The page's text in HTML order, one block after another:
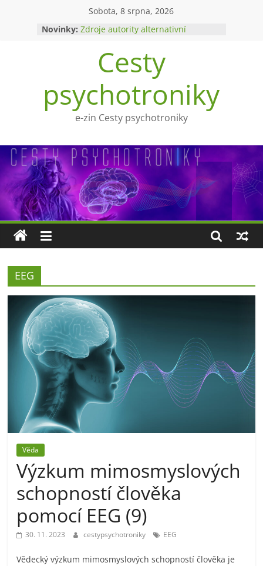
Sobota, 8 srpna, 2026
Novinky: Zdroje autority alternativní
Upíři a mytologie?
Ohnivý poltergeist
Tragédie Anny Göldi
Zlatý východ
Cesty
psychotroniky
e-zin Cesty psychotroniky
EEG
Věda
Výzkum mimosmyslových
schopností člověka
pomocí EEG (9)
30. 11. 2023 cestypsychotroniky EEG
Vědecký výzkum mimosmyslových schopností člověka je